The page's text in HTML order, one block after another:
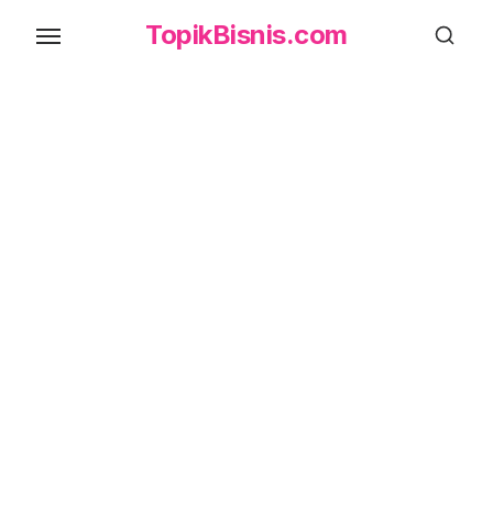
TopikBisnis.com